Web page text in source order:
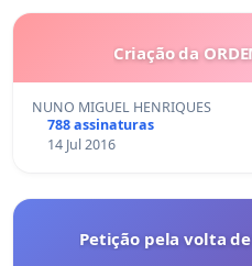
Criação da
NUNO MIGUEL HENRIQUES
788 assinaturas
14 Jul 2016
Petição pela volta